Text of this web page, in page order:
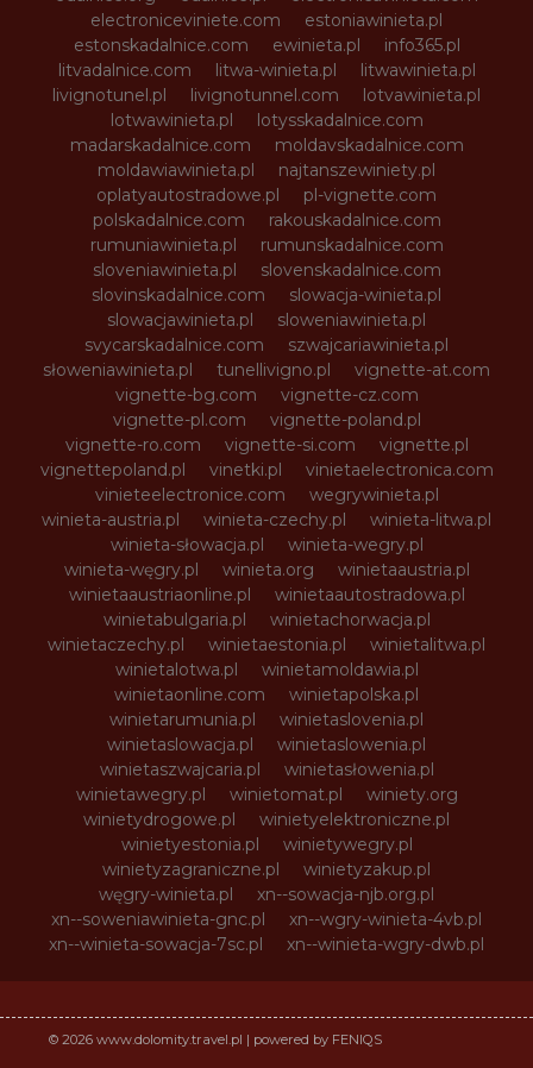
electroniceviniete.com
estoniawinieta.pl
estonskadalnice.com
ewinieta.pl
info365.pl
litvadalnice.com
litwa-winieta.pl
litwawinieta.pl
livignotunel.pl
livignotunnel.com
lotvawinieta.pl
lotwawinieta.pl
lotysskadalnice.com
madarskadalnice.com
moldavskadalnice.com
moldawiawinieta.pl
najtanszewiniety.pl
oplatyautostradowe.pl
pl-vignette.com
polskadalnice.com
rakouskadalnice.com
rumuniawinieta.pl
rumunskadalnice.com
sloveniawinieta.pl
slovenskadalnice.com
slovinskadalnice.com
slowacja-winieta.pl
slowacjawinieta.pl
sloweniawinieta.pl
svycarskadalnice.com
szwajcariawinieta.pl
słoweniawinieta.pl
tunellivigno.pl
vignette-at.com
vignette-bg.com
vignette-cz.com
vignette-pl.com
vignette-poland.pl
vignette-ro.com
vignette-si.com
vignette.pl
vignettepoland.pl
vinetki.pl
vinietaelectronica.com
vinieteelectronice.com
wegrywinieta.pl
winieta-austria.pl
winieta-czechy.pl
winieta-litwa.pl
winieta-słowacja.pl
winieta-wegry.pl
winieta-węgry.pl
winieta.org
winietaaustria.pl
winietaaustriaonline.pl
winietaautostradowa.pl
winietabulgaria.pl
winietachorwacja.pl
winietaczechy.pl
winietaestonia.pl
winietalitwa.pl
winietalotwa.pl
winietamoldawia.pl
winietaonline.com
winietapolska.pl
winietarumunia.pl
winietaslovenia.pl
winietaslowacja.pl
winietaslowenia.pl
winietaszwajcaria.pl
winietasłowenia.pl
winietawegry.pl
winietomat.pl
winiety.org
winietydrogowe.pl
winietyelektroniczne.pl
winietyestonia.pl
winietywegry.pl
winietyzagraniczne.pl
winietyzakup.pl
węgry-winieta.pl
xn--sowacja-njb.org.pl
xn--soweniawinieta-gnc.pl
xn--wgry-winieta-4vb.pl
xn--winieta-sowacja-7sc.pl
xn--winieta-wgry-dwb.pl
© 2026 www.dolomity.travel.pl | powered by FENIQS